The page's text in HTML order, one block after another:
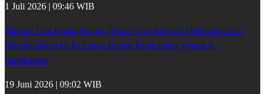
1 Juli 2026 | 09:46 WIB
Hampir Dua Bulan Hilang, Wulan Sari Berhasil Ditemukan dan
Dikembalikan ke Keluarga Berkat Kerja Sama Warga &
Damkarmat
19 Juni 2026 | 09:02 WIB